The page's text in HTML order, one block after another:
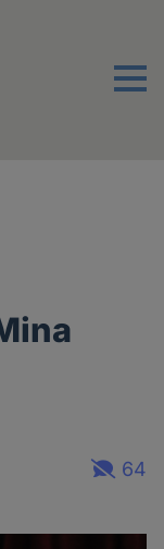
Menu
64